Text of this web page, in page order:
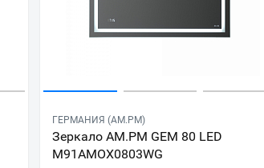
ГЕРМАНИЯ (AM.PM)
Зеркало AM.PM GEM 80 LED
M91AMOX0803WG